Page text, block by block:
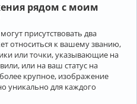
рядом с моим
присутствовать два
относиться к вашему званию,
или точки, указывающие на
или на ваш статус на
крупное, изображение
уникально для каждого